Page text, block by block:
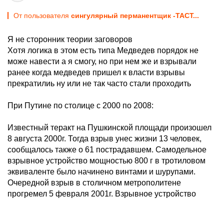
От пользователя сингулярный перманентщик -TACT...
Я не сторонник теории заговоров
Хотя логика в этом есть типа Медведев порядок не
може навести а я смогу, но при нем же и взрывали
ранее когда медведев пришел к власти взрывы
прекратилиь ну или не так часто стали проходить
При Путине по столице с 2000 по 2008:
Известный теракт на Пушкинской площади произошел
8 августа 2000г. Тогда взрыв унес жизни 13 человек,
сообщалось также о 61 пострадавшем. Самодельное
взрывное устройство мощностью 800 г в тротиловом
эквиваленте было начинено винтами и шурупами.
Очередной взрыв в столичном метрополитене
прогремел 5 февраля 2001г. Взрывное устройство